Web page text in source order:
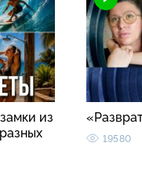
из
19580